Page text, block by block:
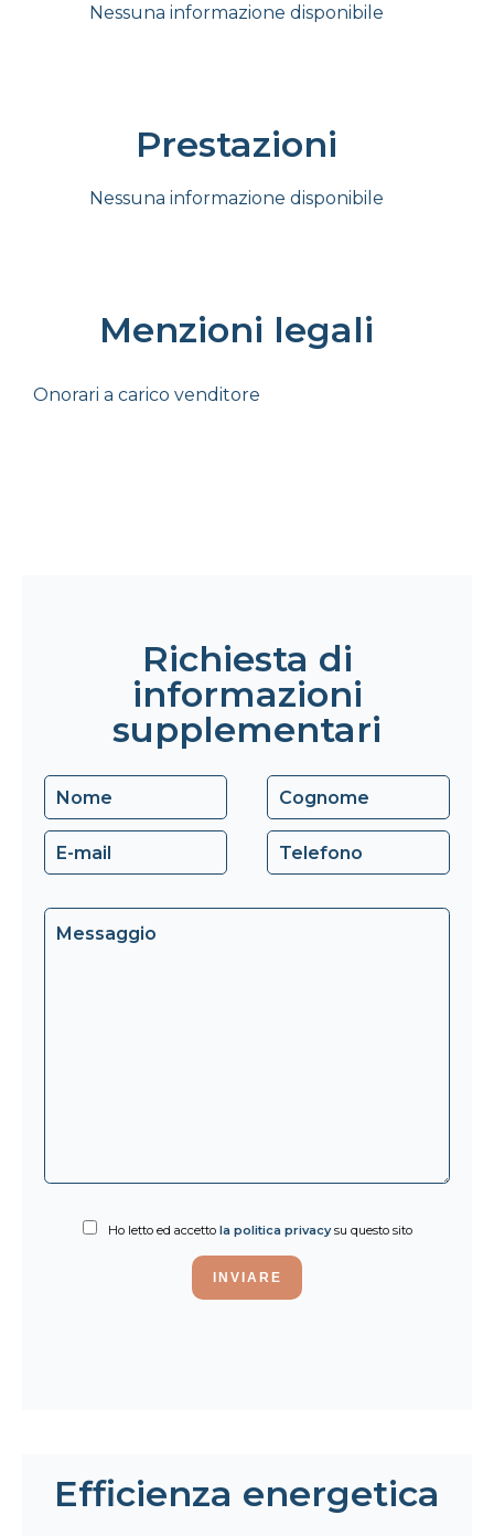
Nessuna informazione disponibile
Prestazioni
Nessuna informazione disponibile
Menzioni legali
Onorari a carico venditore
Richiesta di
informazioni
supplementari
Ho letto ed accetto la politica privacysu questo sito
INVIARE
Efficienza energetica